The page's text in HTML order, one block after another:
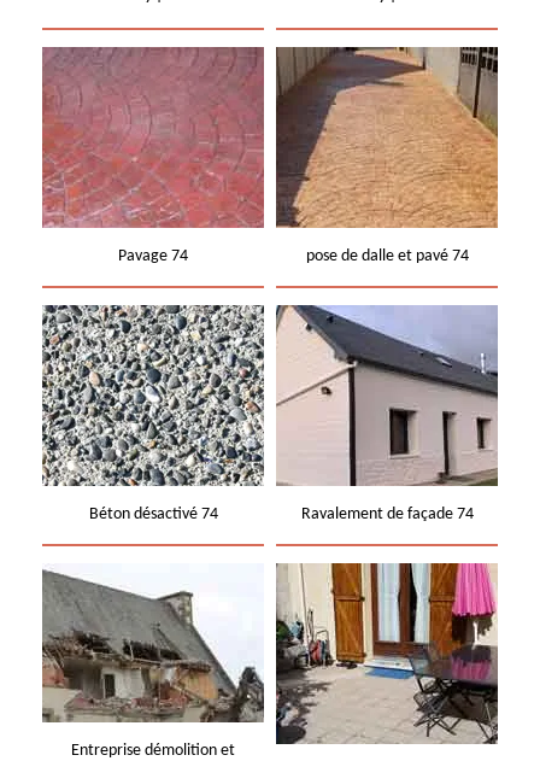
Pavage 74 pose de dalle et pavé 74
Béton désactivé 74 Ravalement de façade 74
Entreprise démolition et